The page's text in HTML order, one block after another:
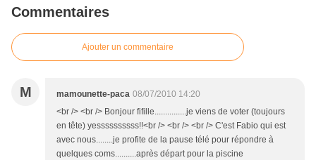
Commentaires
Ajouter un commentaire
M mamounette-paca 08/07/2010 14:20
<br /> <br /> Bonjour fifille...............je viens de voter (toujours
en tête) yessssssssss!!<br /> <br /> <br /> C'est Fabio qui est
avec nous........je profite de la pause télé pour répondre à
quelques coms..........après départ pour la piscine